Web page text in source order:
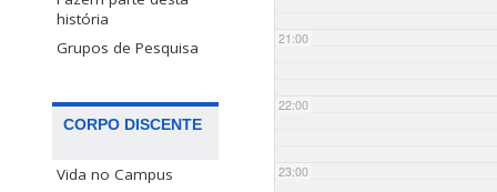
história
Grupos de Pesquisa
CORPO DISCENTE
Vida no Campus
21:00
22:00
23:00